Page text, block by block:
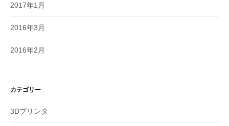
2017年1月
2016年3月
2016年2月
カテゴリー
3Dプリンタ